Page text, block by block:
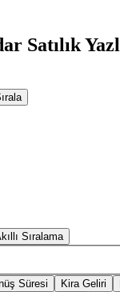
Satılık
Sıralama
Süresi Kira Geliri